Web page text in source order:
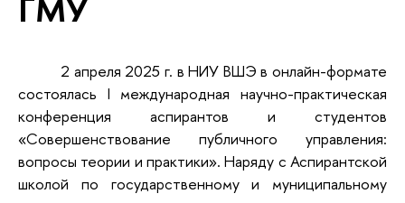
2 апреля 2025 г. в НИУ ВШЭ в онлайн-формате
состоялась I международная научно-практическая
конференция аспирантов и студентов
«Совершенствование публичного управления:
вопросы теории и практики». Наряду с Аспирантской
школой по государственному и муниципальному